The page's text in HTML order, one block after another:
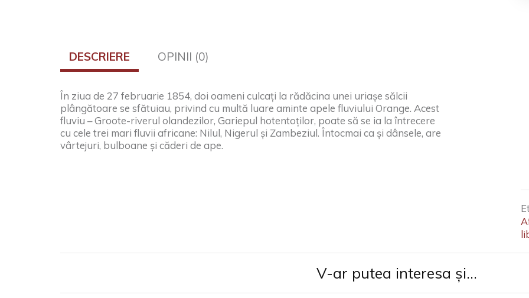
DESCRIERE OPINII (0)
În ziua de 27 februarie 1854, doi oameni culcaţi la rădăcina unei uriaşe sălcii
plângătoare se sfătuiau, privind cu multă luare aminte apele fluviului Orange. Acest
fluviu – Groote-riverul olandezilor, Gariepul hotentoţilor, poate să se ia la întrecere
cu cele trei mari fluvii africane: Nilul, Nigerul şi Zambeziul. Întocmai ca şi dânsele, are
vârtejuri, bulboane şi căderi de ape.
V-ar putea interesa și...